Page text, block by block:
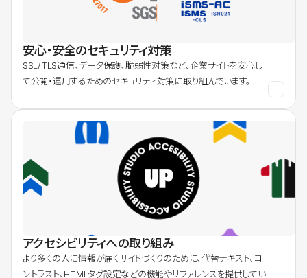
安心・安全のセキュリティ対策
SSL/TLS通信、データ保護、脆弱性対策など、企業サイトを安心し
て公開・運用するためのセキュリティ対策に取り組んでいます。
アクセシビリティへの取り組み
より多くの人に情報が届くサイトづくりのために、代替テキスト、コ
ントラスト、HTMLタグ設定などの機能やリファレンスを提供してい